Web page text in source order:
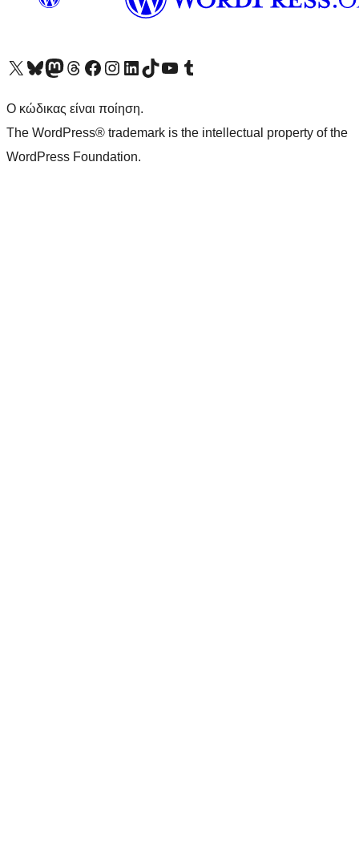
Visit our X (formerly Twitter) account
Visit our Bluesky account
Επισκεφθείτε τον λογαριασμό μας στο Mastodon
Visit our Threads account
Επισκεφτείτε τη σελίδα μας στο Facebook
Επισκεφθείτε τον λογαριασμό μας Instagram
Επισκεφθείτε τον λογαριασμό μας LinkedIn
Visit our TikTok account
Visit our YouTube channel
Visit our Tumblr account
Ο κώδικας είναι ποίηση.
The WordPress® trademark is the intellectual property of the
WordPress Foundation.